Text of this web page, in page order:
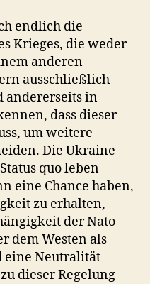
endlich die
Krieges, die weder
anderen
ausschließlich
andererseits in
dass dieser
um weitere
Die Ukraine
quo leben
eine Chance haben,
zu erhalten,
der Nato
dem Westen als
eine Neutralität
dieser Regelung